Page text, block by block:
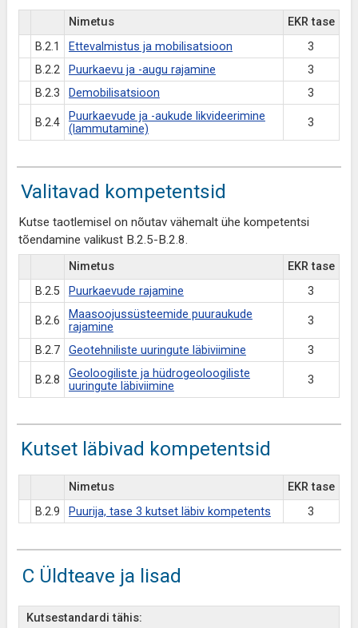
Nimetus
EKR tase
B.2.1
Ettevalmistus ja mobilisatsioon
3
B.2.2
Puurkaevu ja -augu rajamine
3
B.2.3
Demobilisatsioon 3
B.2.4
Puurkaevude ja -aukude likvideerimine
(lammutamine)
3
Valitavad kompetentsid
Kutse taotlemisel on nõutav vähemalt ühe kompetentsi
tõendamine valikust B.2.5-B.2.8.
Nimetus
EKR tase
B.2.5
Puurkaevude rajamine 3
B.2.6
Maasoojussüsteemide puuraukude
rajamine
3
B.2.7 Geotehniliste uuringute läbiviimine 3
B.2.8
Geoloogiliste ja hüdrogeoloogiliste
uuringute läbiviimine
3
Kutset läbivad kompetentsid
Nimetus
EKR tase
B.2.9
Puurija, tase 3 kutset läbiv kompetents 3
C Üldteave ja lisad
Kutsestandardi tähis: